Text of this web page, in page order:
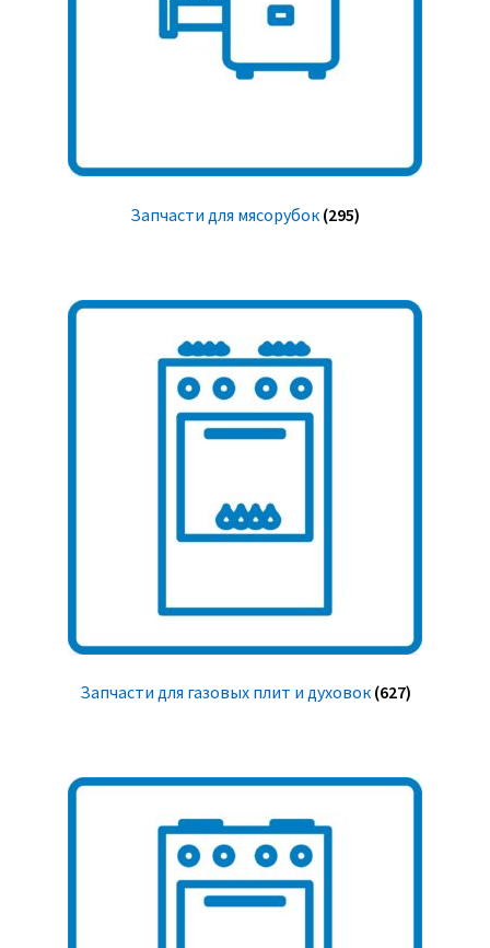
Запчасти для мясорубок (295)
Запчасти для газовых плит и духовок (627)